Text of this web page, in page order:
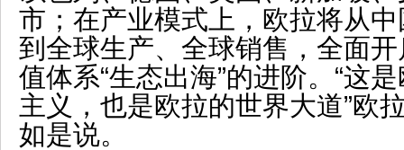
市；在产业模式上，欧拉将从
到全球生产、全球销售，全面
值体系“生态出海”的进阶。“这
主义，也是欧拉的世界大道”欧
如是说。